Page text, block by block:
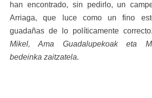
han encontrado, sin pedirlo, un
Arriaga, que luce como un fino
guadañas de lo políticamente
Mikel, Ama Guadalupekoak eta
bedeinka zaitzatela.